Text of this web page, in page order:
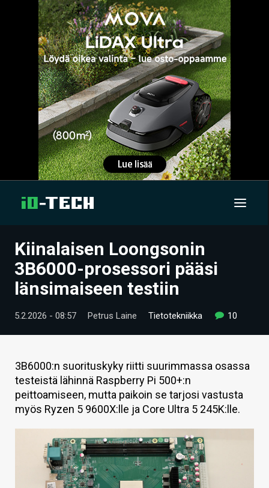
UUTISET
ARTIKKELIT
VIDEOT
TECHBBS
TIETOA
HINTA.FI
KAUPPA
VAIHDA TEEMA
Kiinalaisen Loongsonin
3B6000-prosessori pääsi
länsimaiseen testiin
5.2.2026 - 08:57 Petrus Laine Tietotekniikka 10
3B6000:n suorituskyky riitti suurimmassa osassa
testeistä lähinnä Raspberry Pi 500+:n
peittoamiseen, mutta paikoin se tarjosi vastusta
myös Ryzen 5 9600X:lle ja Core Ultra 5 245K:lle.